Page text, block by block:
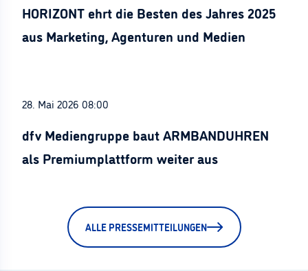
HORIZONT ehrt die Besten des Jahres 2025
aus Marketing, Agenturen und Medien
28. Mai 2026 08:00
dfv Mediengruppe baut ARMBANDUHREN
als Premiumplattform weiter aus
ALLE PRESSEMITTEILUNGEN